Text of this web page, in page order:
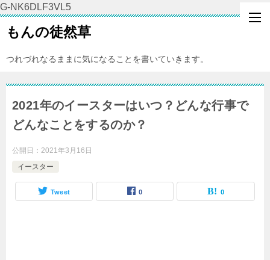
G-NK6DLF3VL5
もんの徒然草
つれづれなるままに気になることを書いていきます。
2021年のイースターはいつ？どんな行事で
どんなことをするのか？
公開日： 2021年3月16日
イースター
Tweet 0 0